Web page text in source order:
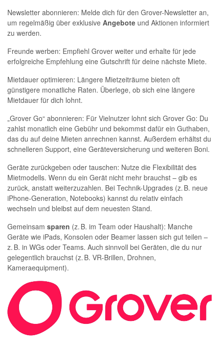
Newsletter abonnieren: Melde dich für den Grover-Newsletter an,
um regelmäßig über exklusive Angebote und Aktionen informiert
zu werden.
Freunde werben: Empfiehl Grover weiter und erhalte für jede
erfolgreiche Empfehlung eine Gutschrift für deine nächste Miete.
Mietdauer optimieren: Längere Mietzeiträume bieten oft
günstigere monatliche Raten. Überlege, ob sich eine längere
Mietdauer für dich lohnt.
„Grover Go“ abonnieren: Für Vielnutzer lohnt sich Grover Go: Du
zahlst monatlich eine Gebühr und bekommst dafür ein Guthaben,
das du auf deine Mieten anrechnen kannst. Außerdem erhältst du
schnelleren Support, eine Geräteversicherung und weiteren Boni.
Geräte zurückgeben oder tauschen: Nutze die Flexibilität des
Mietmodells. Wenn du ein Gerät nicht mehr brauchst – gib es
zurück, anstatt weiterzuzahlen. Bei Technik-Upgrades (z. B. neue
iPhone-Generation, Notebooks) kannst du relativ einfach
wechseln und bleibst auf dem neuesten Stand.
Gemeinsam sparen (z. B. im Team oder Haushalt): Manche
Geräte wie iPads, Konsolen oder Beamer lassen sich gut teilen –
z. B. in WGs oder Teams. Auch sinnvoll bei Geräten, die du nur
gelegentlich brauchst (z. B. VR-Brillen, Drohnen,
Kameraequipment).